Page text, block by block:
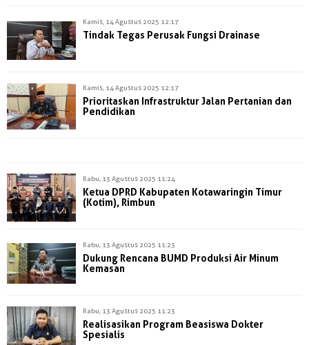
Kamis, 14 Agustus 2025 12:17
Tindak Tegas Perusak Fungsi Drainase
Kamis, 14 Agustus 2025 12:17
Prioritaskan Infrastruktur Jalan Pertanian dan
Pendidikan
Rabu, 13 Agustus 2025 11:24
Ketua DPRD Kabupaten Kotawaringin Timur
(Kotim), Rimbun
Rabu, 13 Agustus 2025 11:23
Dukung Rencana BUMD Produksi Air Minum
Kemasan
Rabu, 13 Agustus 2025 11:23
Realisasikan Program Beasiswa Dokter
Spesialis